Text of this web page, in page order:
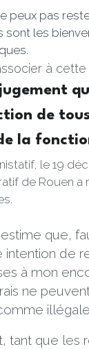
peux pas
sont les
à cette
de
la
le 19
de Rouen a
que,
intention de
à mon
ne
tant que les